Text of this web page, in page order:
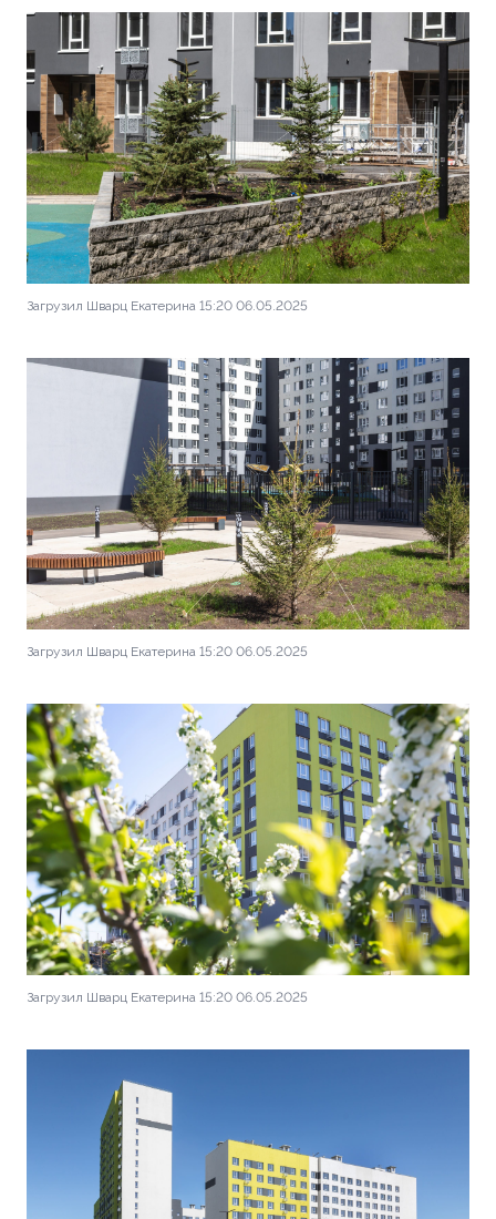
Загрузил Шварц Екатерина 15:20 06.05.2025
Загрузил Шварц Екатерина 15:20 06.05.2025
Загрузил Шварц Екатерина 15:20 06.05.2025